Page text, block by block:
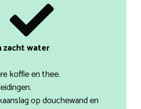
zacht water
koffie en thee.
op douchewand en